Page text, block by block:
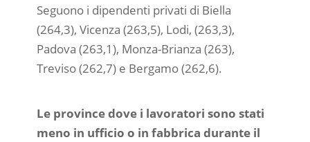
Seguono i dipendenti privati di Biella
(264,3), Vicenza (263,5), Lodi, (263,3),
Padova (263,1), Monza-Brianza (263),
Treviso (262,7) e Bergamo (262,6).
Le province dove i lavoratori sono stati
meno in ufficio o in fabbrica durante il